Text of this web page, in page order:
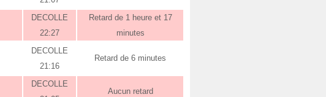
DECOLLE
22:27
Retard de 1 heure et 17
minutes
DECOLLE
21:16
Retard de 6 minutes
DECOLLE
Aucun retard